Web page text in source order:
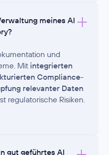
meines AI
und
Mit integrierten
Compliance-
relevanter Daten
regulatorische Risiken.
gut geführtes AI